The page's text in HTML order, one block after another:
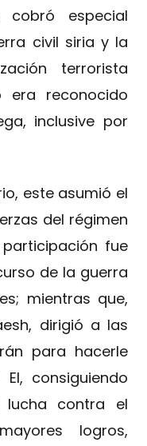
especial
civil siria y la
terrorista
era reconocido
inclusive por
este asumió el
del régimen
fue
de la guerra
mientras que,
dirigió a las
para hacerle
consiguiendo
lucha contra el
logros,